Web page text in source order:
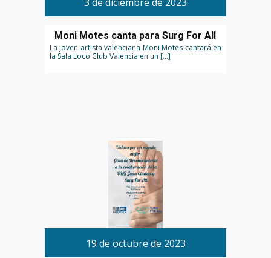
Moni Motes canta para Surg For All
La joven artista valenciana Moni Motes cantará en
la Sala Loco Club Valencia en un […]
19 de octubre de 2023